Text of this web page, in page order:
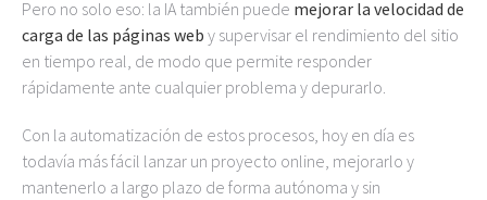
Pero no solo eso: la IA también puede mejorar la velocidad de
carga de las páginas web y supervisar el rendimiento del sitio
en tiempo real, de modo que permite responder
rápidamente ante cualquier problema y depurarlo.
Con la automatización de estos procesos, hoy en día es
todavía más fácil lanzar un proyecto online, mejorarlo y
mantenerlo a largo plazo de forma autónoma y sin